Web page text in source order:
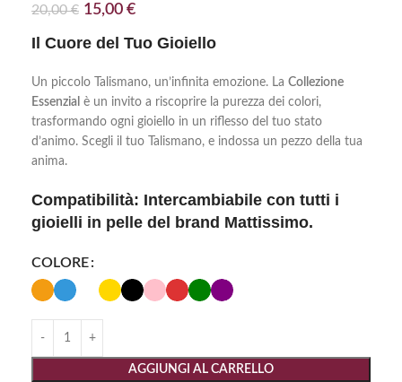
20,00€ 15,00 €
Il Cuore del Tuo Gioiello
Un piccolo Talismano, un’infinita emozione. La Collezione
Essenzial è un invito a riscoprire la purezza dei colori,
trasformando ogni gioiello in un riflesso del tuo stato
d’animo. Scegli il tuo Talismano, e indossa un pezzo della tua
anima.
Compatibilità: Intercambiabile con tutti i
gioielli in pelle del brand Mattissimo.
COLORE
AGGIUNGI AL CARRELLO